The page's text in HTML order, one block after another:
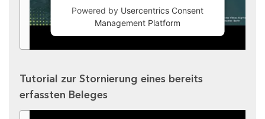
Powered by Usercentrics Consent
Management Platform
Tutorial zur Stornierung eines bereits
erfassten Beleges